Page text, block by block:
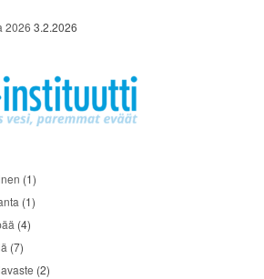
2026 3.2.2026
(1)
(1)
(4)
(7)
(2)